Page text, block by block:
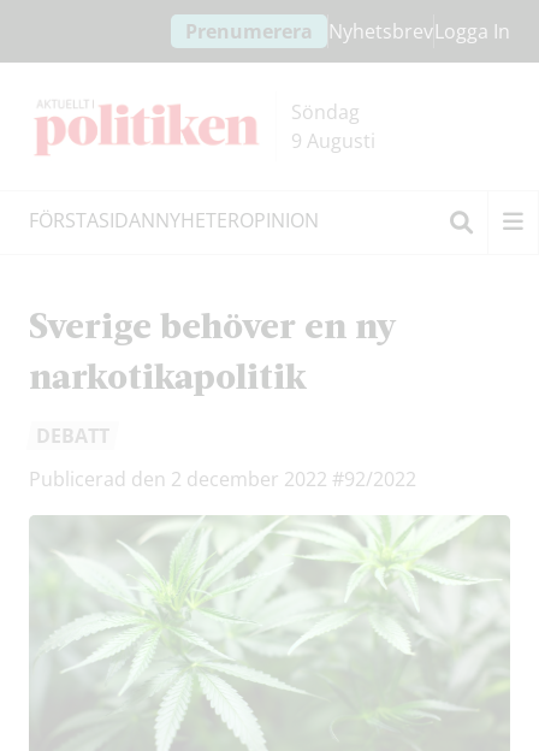
innehållet
headern
Prenumerera NyhetsbrevLogga In
Söndag
9 Augusti
FÖRSTASIDANNYHETEROPINION
Sverige behöver en ny
narkotikapolitik
DEBATT
Publicerad den 2 december 2022 #92/2022